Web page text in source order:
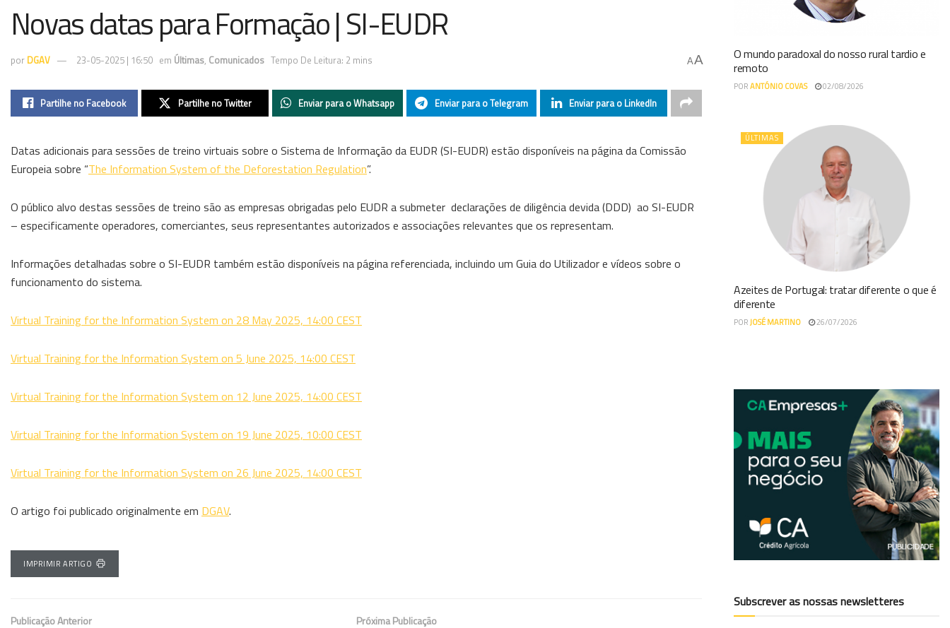
Novas datas para Formação | SI-EUDR
por DGAV 23-05-2025 | 16:50 em Últimas, Comunicados Tempo De Leitura: 2 mins AA
Partilhe no Facebook Partilhe no Twitter Enviar para o Whatsapp Enviar para o Telegram Enviar para o LinkedIn
Datas adicionais para sessões de treino virtuais sobre o Sistema de Informação da EUDR (SI-EUDR) estão disponíveis na página da Comissão
Europeia sobre “The Information System of the Deforestation Regulation”.
O público alvo destas sessões de treino são as empresas obrigadas pelo EUDR a submeter declarações de diligência devida (DDD) ao SI-EUDR
– especificamente operadores, comerciantes, seus representantes autorizados e associações relevantes que os representam.
Informações detalhadas sobre o SI-EUDR também estão disponíveis na página referenciada, incluindo um Guia do Utilizador e vídeos sobre o
funcionamento do sistema.
Virtual Training for the Information System on 28 May 2025, 14:00 CEST
Virtual Training for the Information System on 5 June 2025, 14:00 CEST
Virtual Training for the Information System on 12 June 2025, 14:00 CEST
Virtual Training for the Information System on 19 June 2025, 10:00 CEST
Virtual Training for the Information System on 26 June 2025, 14:00 CEST
O artigo foi publicado originalmente em DGAV.
IMPRIMIR ARTIGO
Publicação Anterior Próxima Publicação
O mundo paradoxal do nosso rural tardio e
remoto
PORANTÓNIO COVAS 02/08/2026
ÚLTIMAS
Azeites de Portugal: tratar diferente o que é
diferente
PORJOSÉ MARTINO 26/07/2026
Subscrever as nossas newsletteres